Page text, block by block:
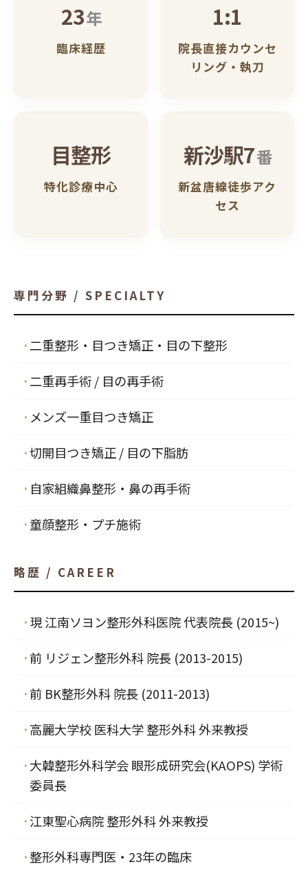
23年
臨床経歴
1:1
院長直接カウンセ
リング・執刀
目整形
特化診療中心
新沙駅7番
新盆唐線徒歩アク
セス
専門分野 / SPECIALTY
二重整形・目つき矯正・目の下整形
二重再手術 / 目の再手術
メンズ一重目つき矯正
切開目つき矯正 / 目の下脂肪
自家組織鼻整形・鼻の再手術
童顔整形・プチ施術
略歴 / CAREER
現 江南ソヨン整形外科医院 代表院長 (2015~)
前 リジェン整形外科 院長 (2013-2015)
前 BK整形外科 院長 (2011-2013)
高麗大学校 医科大学 整形外科 外来教授
大韓整形外科学会 眼形成研究会(KAOPS) 学術
委員長
江東聖心病院 整形外科 外来教授
整形外科専門医・23年の臨床